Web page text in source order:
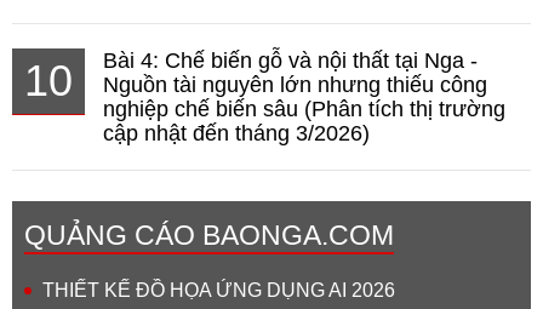
10
Bài 4: Chế biến gỗ và nội thất tại Nga -
Nguồn tài nguyên lớn nhưng thiếu công
nghiệp chế biến sâu (Phân tích thị trường
cập nhật đến tháng 3/2026)
QUẢNG CÁO BAONGA.COM
THIẾT KẾ ĐỒ HỌA ỨNG DỤNG AI 2026